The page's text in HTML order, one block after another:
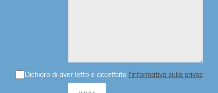
Dichiaro di aver letto e accettato l'informativa sulla privacy